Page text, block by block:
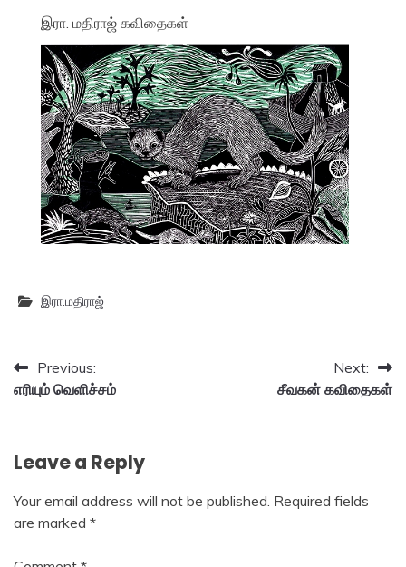
இரா. மதிராஜ் கவிதைகள்
இரா.மதிராஜ்
Post
navigation
Previous:
எரியும் வெளிச்சம்
Next:
சீவகன் கவிதைகள்
Leave a Reply
Your email address will not be published. Required fields
are marked *